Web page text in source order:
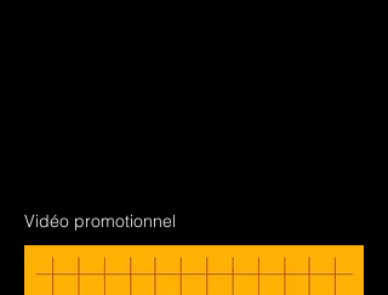
Vidéo promotionnel